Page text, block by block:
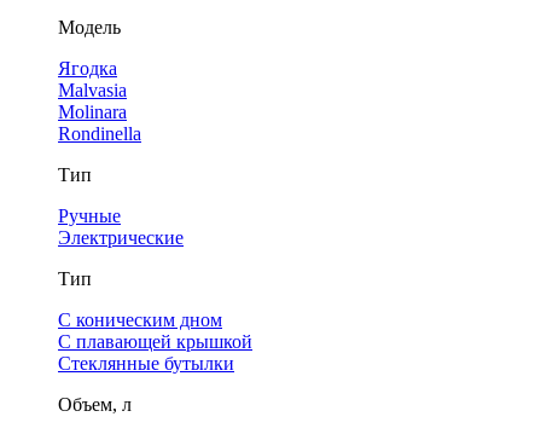
Модель
Ягодка
Malvasia
Molinara
Rondinella
Тип
Ручные
Электрические
Тип
С коническим дном
С плавающей крышкой
Стеклянные бутылки
Объем, л